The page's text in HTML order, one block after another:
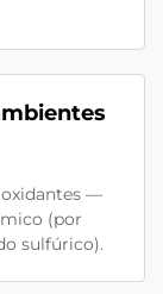
oxidantes —
(por
sulfúrico).